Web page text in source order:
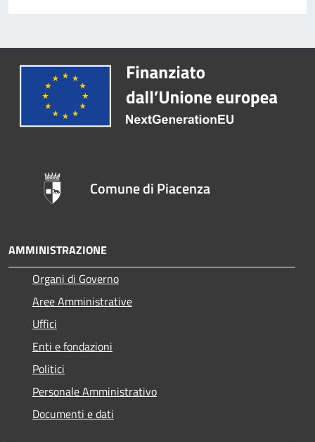
Comune di Piacenza
AMMINISTRAZIONE
Organi di Governo
Aree Amministrative
Uffici
Enti e fondazioni
Politici
Personale Amministrativo
Documenti e dati